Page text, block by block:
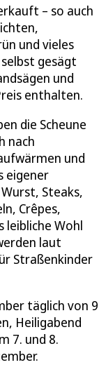
– so auch
und vieles
gesägt
und
enthalten.
die Scheune
nach
und
eigener
Steaks,
Crêpes,
leibliche Wohl
laut
Straßenkinder
täglich von 9
Heiligabend
7. und 8.